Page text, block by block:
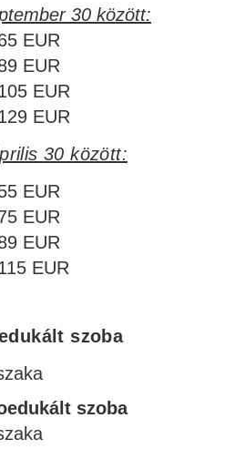
30 között:
EUR
EUR
EUR
EUR
30 között:
EUR
EUR
EUR
EUR
szoba
szoba